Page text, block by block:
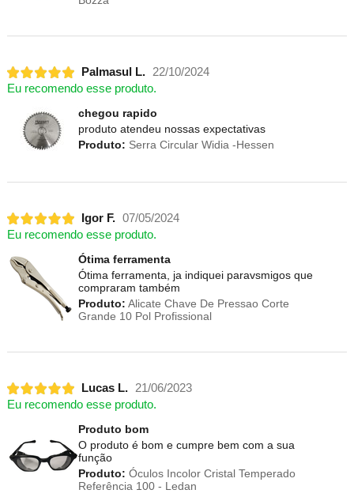
Palmasul L. 22/10/2024
Eu recomendo esse produto.
chegou rapido
produto atendeu nossas expectativas
Produto: Serra Circular Widia -Hessen
Igor F. 07/05/2024
Eu recomendo esse produto.
Ótima ferramenta
Ótima ferramenta, ja indiquei paravsmigos que
compraram também
Produto: Alicate Chave De Pressao Corte
Grande 10 Pol Profissional
Lucas L. 21/06/2023
Eu recomendo esse produto.
Produto bom
O produto é bom e cumpre bem com a sua
função
Produto: Óculos Incolor Cristal Temperado
Referência 100 - Ledan